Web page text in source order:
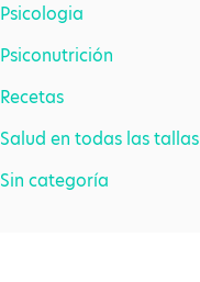
Psicologia
Psiconutrición
Recetas
Salud en todas las tallas
Sin categoría